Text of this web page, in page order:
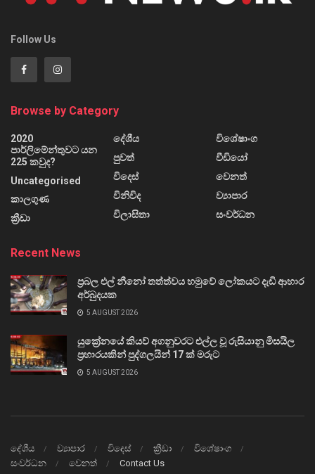
Follow Us
Browse by Category
2020
පාර්ලිමේන්තුවට යන
225 කවුද?
Uncategorised
කාලගුණ
ක්‍රීඩා
දේශීය
පුවත්
විදෙස්
විනිවිද
විලාසිතා
විශේෂාංග
වීඩියෝ
වෙනත්
ව්‍යාපාර
සංවර්ධන
Recent News
ප්‍රබල එල් නීනෝ තත්ත්වය හමුවේ ලෝකයට දැඩි ආහාර
අර්බුදයක
5 AUGUST 2026
යුක්‍රේනයේ කියව් අගනුවරට එල්ල වූ රුසියානු මිසයිල
ප්‍රහාරයකින් පුද්ගලයින් 17 ක් මරුට
5 AUGUST 2026
දේශීය ව්‍යාපාර විදෙස් ක්‍රීඩා
විශේෂාංග
සංවර්ධන
වෙනත් Contact Us